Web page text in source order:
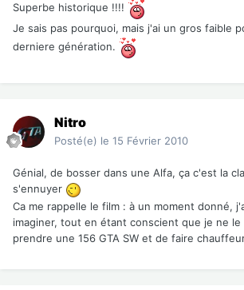
Superbe historique !!!!
Je sais pas pourquoi, mais j'ai un gros faible
derniere génération.
Nitro
Posté(e) le 15 Février 2010
Génial, de bosser dans une Alfa, ça c'est la
s'ennuyer
Ca me rappelle le film : à un moment donné,
imaginer, tout en étant conscient que je ne le
prendre une 156 GTA SW et de faire